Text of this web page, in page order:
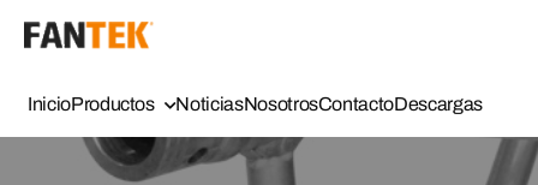
InicioProductos NoticiasNosotrosContactoDescargas